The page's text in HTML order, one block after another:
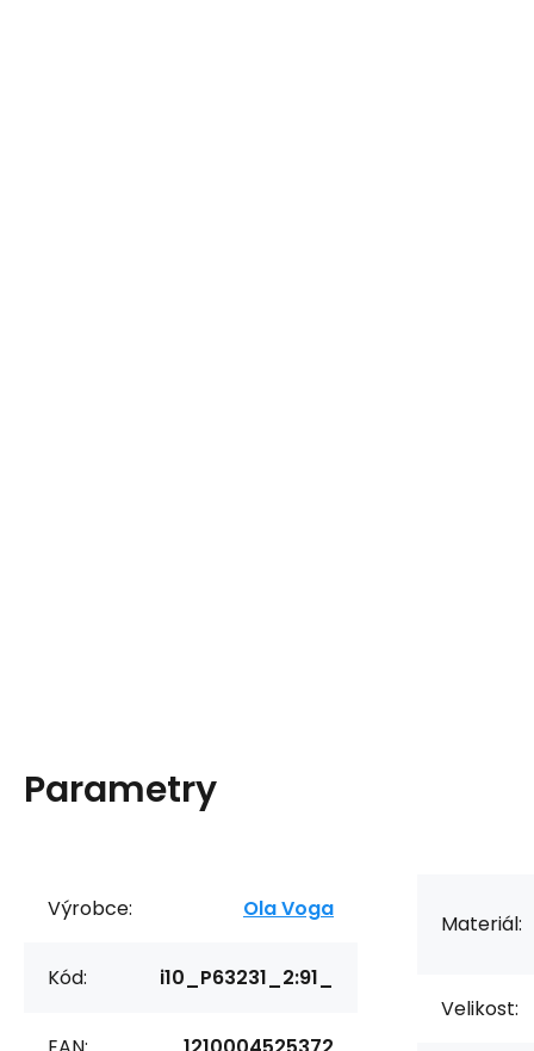
Parametry
Výrobce: Ola Voga
Kód: i10_P63231_2:91_
Materiál:
Velikost: